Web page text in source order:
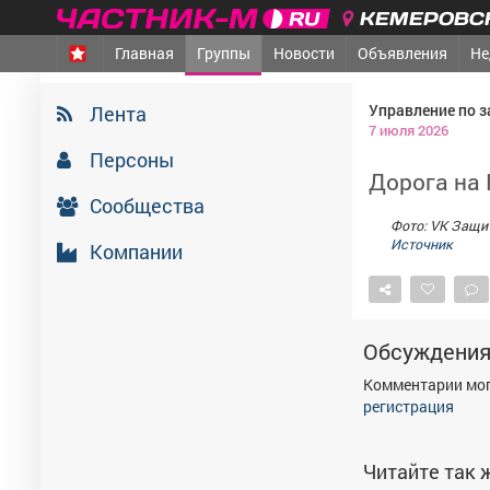
Главная Группы Новости Объявления
Лента
Персоны
Сообщества
Компании
Управление по
7 июля 2026
Дорога на
Фото: VK
Источник
Обсуждения
Комментарии
регистрация
Читайте так